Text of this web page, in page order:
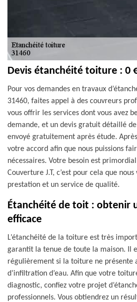
Devis étanchéité toiture : 0
Pour vos demandes en travaux
31460, faites appel à des couvreurs
vous offrir les services dont vous avez
demande, et un devis gratuit détaillé
envoyé gratuitement après étude.
votre accord afin que nous puissions
nécessaires. Votre besoin est
Couverture J.T, c’est pour cela que
prestation et un service de qualité.
Étanchéité de toit : obtenir
efficace
L’étanchéité de la toiture est très
garantit la tenue de toute la maison. Il
régulièrement si la toiture ne présente
d’infiltration d’eau. Afin que votre
diagnostic, confiez votre projet
professionnels. Vous obtiendrez un